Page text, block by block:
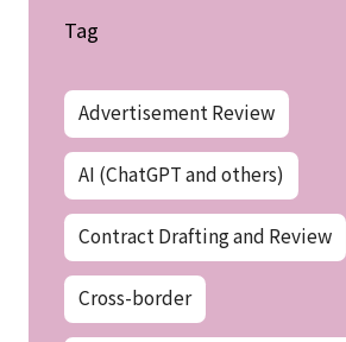
Tag
Advertisement Review
AI (ChatGPT and others)
Contract Drafting and Review
Cross-border